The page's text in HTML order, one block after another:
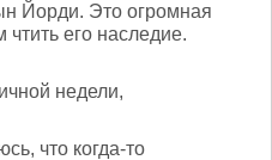
Йорди. Это огромная
его наследие.
недели,
что когда-то